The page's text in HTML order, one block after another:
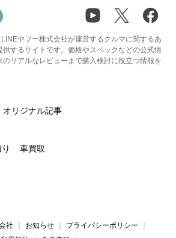
ヤフー株式会社が運営するクルマに関するあ
供するサイトです。価格やスペックなどの公式情
リアルなレビューまで購入検討に役立つ情報を
オリジナル記事
車買取
社 お知らせ
プライバシーポリシー